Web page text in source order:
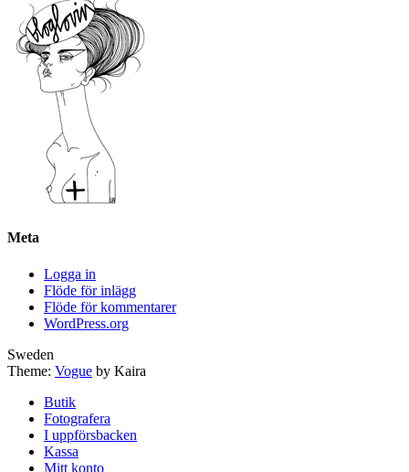
Meta
Logga in
Flöde för inlägg
Flöde för kommentarer
WordPress.org
Sweden
Theme: Vogue by Kaira
Butik
Fotografera
I uppförsbacken
Kassa
Mitt konto